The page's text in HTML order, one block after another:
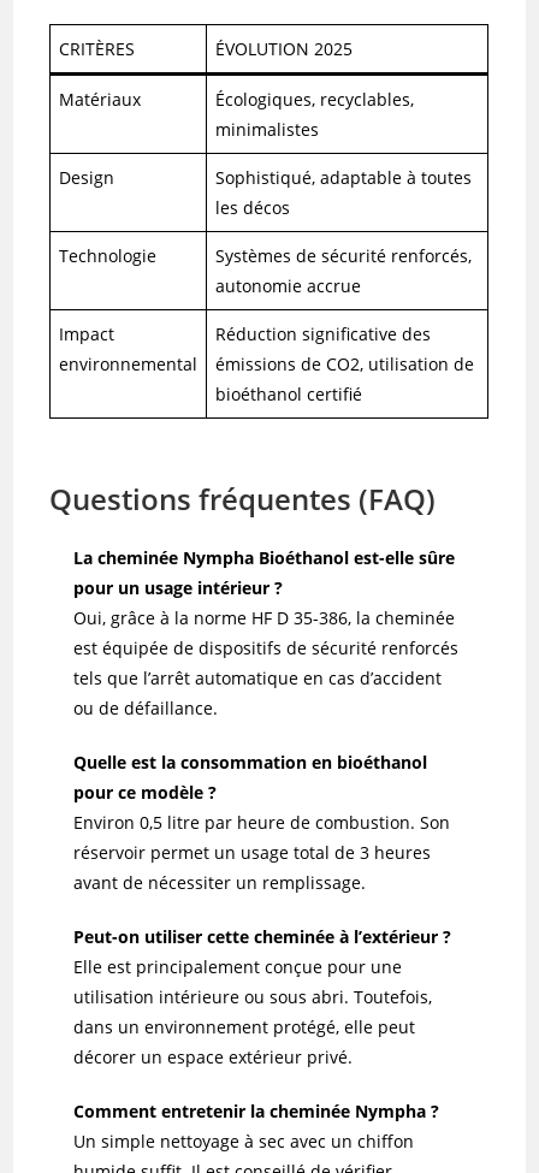
CRITÈRES ÉVOLUTION 2025
Matériaux
Écologiques, recyclables,
minimalistes
Design
Sophistiqué, adaptable à toutes
les décos
Technologie
Systèmes de sécurité renforcés,
autonomie accrue
Impact
environnemental
Réduction significative des
émissions de CO2, utilisation de
bioéthanol certifié
Questions fréquentes (FAQ)
La cheminée Nympha Bioéthanol est-elle sûre
pour un usage intérieur ?
Oui, grâce à la norme HF D 35-386, la cheminée
est équipée de dispositifs de sécurité renforcés
tels que l’arrêt automatique en cas d’accident
ou de défaillance.
Quelle est la consommation en bioéthanol
pour ce modèle ?
Environ 0,5 litre par heure de combustion. Son
réservoir permet un usage total de 3 heures
avant de nécessiter un remplissage.
Peut-on utiliser cette cheminée à l’extérieur ?
Elle est principalement conçue pour une
utilisation intérieure ou sous abri. Toutefois,
dans un environnement protégé, elle peut
décorer un espace extérieur privé.
Comment entretenir la cheminée Nympha ?
Un simple nettoyage à sec avec un chiffon